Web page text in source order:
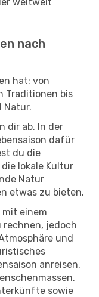
nach
hat: von
Traditionen bis
Natur.
dir ab. In der
dafür
du die
lokale Kultur
Natur
etwas zu bieten.
mit einem
jedoch
und
anreisen,
sowie